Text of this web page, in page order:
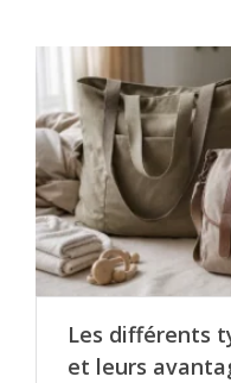
Les différents
et leurs